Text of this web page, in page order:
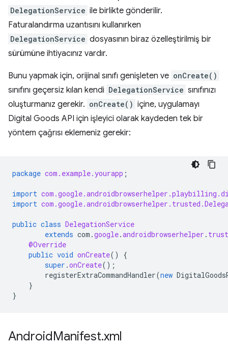
DelegationService ile birlikte gönderilir.
Faturalandırma uzantısını kullanırken
DelegationService dosyasının biraz özelleştirilmiş bir
sürümüne ihtiyacınız vardır.
Bunu yapmak için, orijinal sınıfı genişleten ve onCreate()
sınıfını geçersiz kılan kendi DelegationService sınıfınızı
oluşturmanız gerekir. onCreate() içine, uygulamayı
Digital Goods API için işleyici olarak kaydeden tek bir
yöntem çağrısı eklemeniz gerekir:
package com.example.yourapp ;
import
import
public class DelegationService
extends com .google.androidbrowserhelper .
@Override
public void onCreate()
{
super .onCreate();
registerExtraCommandHandler(new
}
}
AndroidManifest.xml